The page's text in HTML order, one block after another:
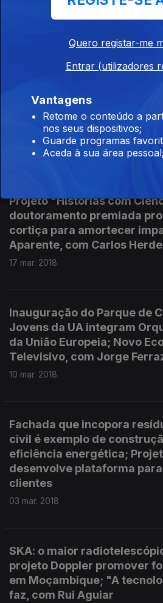
de investigação
de Aveiro
cefalópodes; Estudo avalia
metais no
idosos de Estarreja; opinião
24 mar. 2018
Projeto "Histórias com
doutoramento premiada
cortiça para amortecer
Aparente, com Carlos
17 mar. 2018
Inauguração do Parque de
Jovens da UA integram
da União Europeia; Novo
Televisivo, com Jorge
10 mar. 2018
Fachada que incopora
civil é exemplo de
eficiência energética;
desenvolve plataforma
clientes
03 mar. 2018
SKA: o maior
projeto Doppler promover
em Moçambique; "A
faz, com Rui Aguiar
Quero registar-me
Entrar (utilizadores
Vantagens
Retome o conteúdo a
nos seus dispositivos;
Guarde programas
Aceda à sua área pessoal;